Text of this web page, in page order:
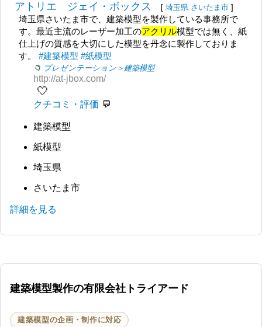
アトリエ ジェイ・ボックス [ 埼玉県 さいたま市 ]
埼玉県さいたま市で、建築模型を製作している事務所で
す。最近主流のレーザー加工のアクリル模型では無く、紙
仕上げの質感を大切にした模型を丹念に製作しておりま
す。#建築模型 #紙模型
プレゼンテーション＞建築模型
http://at-jbox.com/
🤍
クチコミ・評価
建築模型
紙模型
埼玉県
さいたま市
詳細を見る
建築模型製作の有限会社トライアード
建築模型の企画・制作に対応